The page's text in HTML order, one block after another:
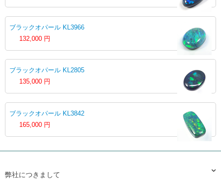
ブラックオパール KL3966
132,000 円
ブラックオパール KL2805
135,000 円
ブラックオパール KL3842
165,000 円
弊社につきまして